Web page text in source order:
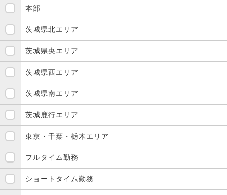
本部
茨城県北エリア
茨城県央エリア
茨城県西エリア
茨城県南エリア
茨城鹿行エリア
東京・千葉・栃木エリア
フルタイム勤務
ショートタイム勤務